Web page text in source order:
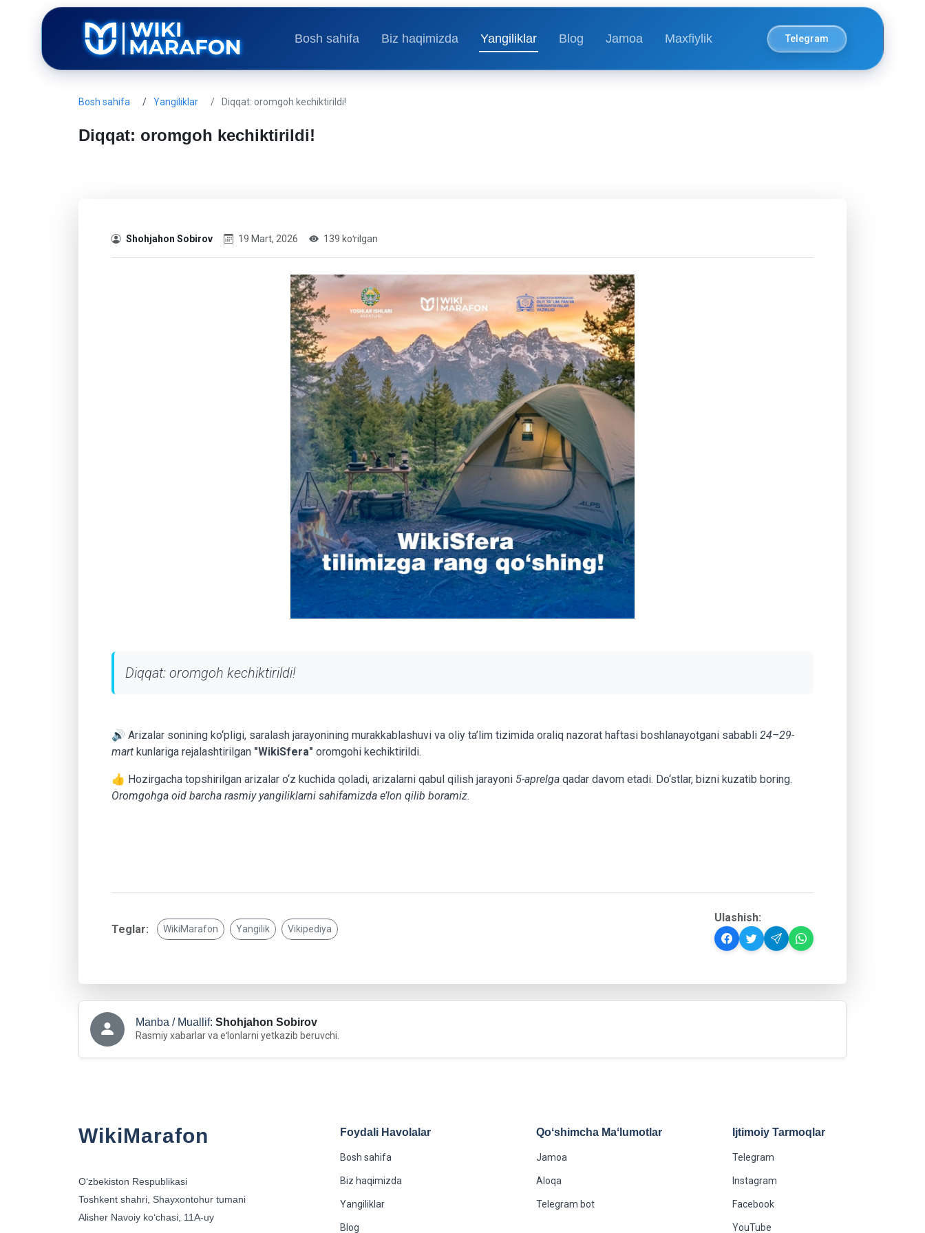
Bosh sahifa Biz haqimizda Yangiliklar Blog Jamoa Maxfiylik Telegram
Bosh sahifa Yangiliklar Diqqat: oromgoh kechiktirildi!
Diqqat: oromgoh kechiktirildi!
Shohjahon Sobirov 19 Mart, 2026 139 koʻrilgan
Diqqat: oromgoh kechiktirildi!
🔊 Arizalar sonining ko‘pligi, saralash jarayonining murakkablashuvi va oliy ta’lim tizimida oraliq nazorat haftasi boshlanayotgani sababli 24–29-
mart kunlariga rejalashtirilgan "WikiSfera" oromgohi kechiktirildi.
👍 Hozirgacha topshirilgan arizalar o‘z kuchida qoladi, arizalarni qabul qilish jarayoni 5-aprelga qadar davom etadi. Do‘stlar, bizni kuzatib boring.
Oromgohga oid barcha rasmiy yangiliklarni sahifamizda e’lon qilib boramiz.
Teglar: WikiMarafon Yangilik Vikipediya
Ulashish:
Manba / Muallif: Shohjahon Sobirov
Rasmiy xabarlar va eʻlonlarni yetkazib beruvchi.
WikiMarafon
Oʻzbekiston Respublikasi
Toshkent shahri, Shayxontohur tumani
Alisher Navoiy koʻchasi, 11A-uy
Foydali Havolalar
Bosh sahifa
Biz haqimizda
Yangiliklar
Blog
Qoʻshimcha Maʻlumotlar
Jamoa
Aloqa
Telegram bot
Ijtimoiy Tarmoqlar
Telegram
Instagram
Facebook
YouTube